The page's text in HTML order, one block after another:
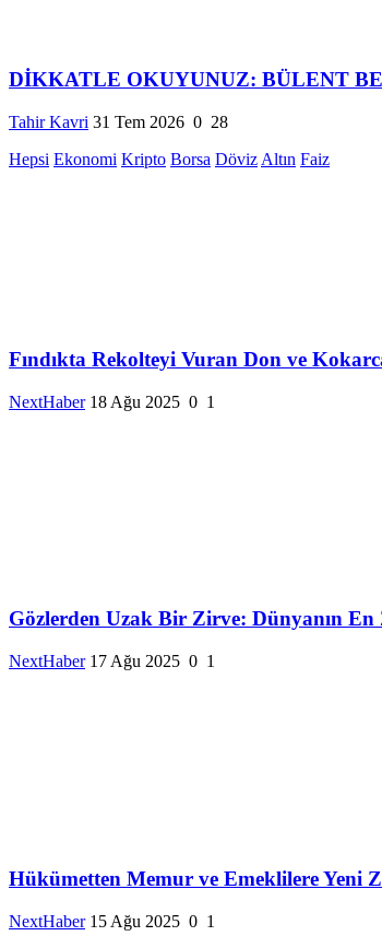
DİKKATLE OKUYUNUZ: BÜLENT
Tahir Kavri 31 Tem 2026 0 28
Hepsi Ekonomi Kripto Borsa Döviz Altın Faiz
Fındıkta Rekolteyi Vuran Don ve
NextHaber 18 Ağu 2025 0 1
Gözlerden Uzak Bir Zirve: Dünyanın En
NextHaber 17 Ağu 2025 0 1
Hükümetten Memur ve Emeklilere Yeni
NextHaber 15 Ağu 2025 0 1